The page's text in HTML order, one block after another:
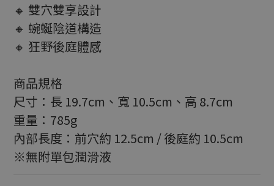
🔸 雙穴雙享設計
🔸 蜿蜒陰道構造
🔸 狂野後庭體感
商品規格
尺寸：長 19.7cm、寬 10.5cm、高 8.7cm
重量：785g
內部長度：前穴約 12.5cm / 後庭約 10.5cm
※無附單包潤滑液